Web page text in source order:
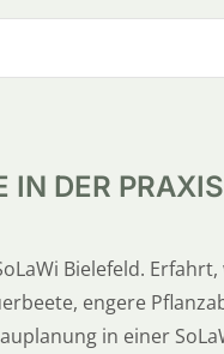
DER PRAXIS |
Bielefeld. Erfahrt,
engere
in einer